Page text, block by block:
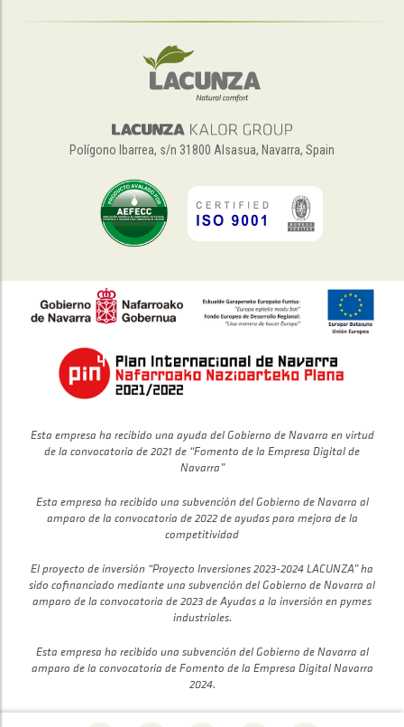
Polígono Ibarrea, s/n 31800 Alsasua, Navarra, Spain
Esta empresa ha recibido una ayuda del Gobierno de Navarra en virtud
de la convocatoria de 2021 de “Fomento de la Empresa Digital de
Navarra”
Esta empresa ha recibido una subvención del Gobierno de Navarra al
amparo de la convocatoria de 2022 de ayudas para mejora de la
competitividad
El proyecto de inversión “Proyecto Inversiones 2023-2024 LACUNZA” ha
sido cofinanciado mediante una subvención del Gobierno de Navarra al
amparo de la convocatoria de 2023 de Ayudas a la inversión en pymes
industriales.
Esta empresa ha recibido una subvención del Gobierno de Navarra al
amparo de la convocatoria de Fomento de la Empresa Digital Navarra
2024.